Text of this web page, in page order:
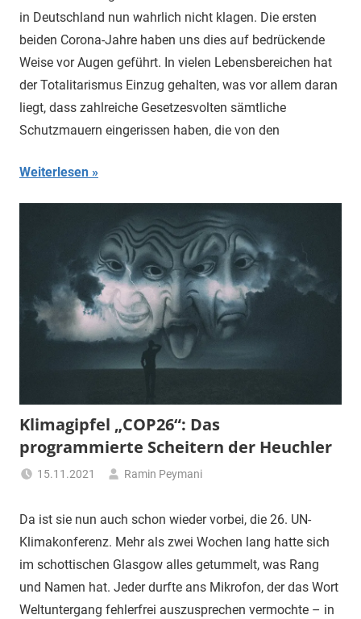
in Deutschland nun wahrlich nicht klagen. Die ersten
beiden Corona-Jahre haben uns dies auf bedrückende
Weise vor Augen geführt. In vielen Lebensbereichen hat
der Totalitarismus Einzug gehalten, was vor allem daran
liegt, dass zahlreiche Gesetzesvolten sämtliche
Schutzmauern eingerissen haben, die von den
Weiterlesen
Klimagipfel „COP26“: Das
programmierte Scheitern der Heuchler
15.11.2021
Ramin Peymani
Da ist sie nun auch schon wieder vorbei, die 26. UN-
Klimakonferenz. Mehr als zwei Wochen lang hatte sich
im schottischen Glasgow alles getummelt, was Rang
und Namen hat. Jeder durfte ans Mikrofon, der das Wort
Weltuntergang fehlerfrei auszusprechen vermochte – in